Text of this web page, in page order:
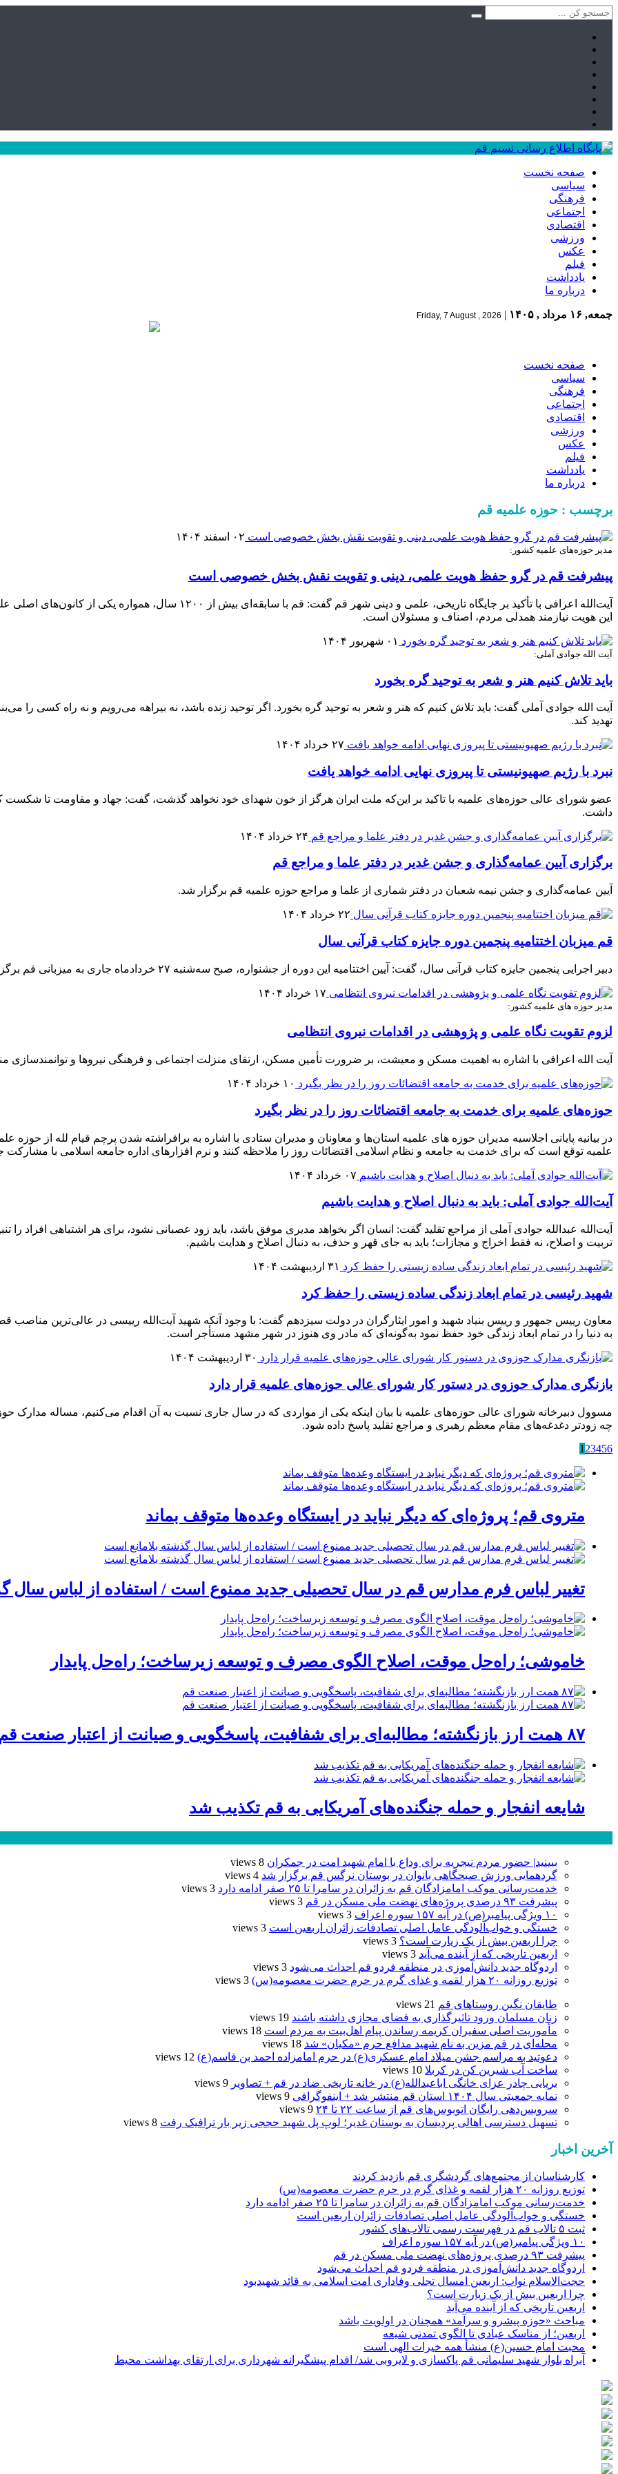
صفحه نخست
سیاسی
فرهنگی
اجتماعی
اقتصادی
ورزشی
عکس
فیلم
یادداشت
درباره ما
جمعه, ۱۶ مرداد , ۱۴۰۵ |
Friday, 7 August , 2026
صفحه نخست
سیاسی
فرهنگی
اجتماعی
اقتصادی
ورزشی
عکس
فیلم
یادداشت
درباره ما
برچسب : حوزه علمیه قم
۰۲ اسفند ۱۴۰۴
مدیر حوزه‌های علمیه کشور:
پیشرفت قم در گرو حفظ هویت علمی، دینی و تقویت نقش بخش خصوصی است
آیت‌الله اعرافی با تأکید بر جایگاه تاریخی، علمی و دینی شهر قم گفت: قم
این هویت نیازمند همدلی مردم، اصناف و مسئولان است.
۰۱ شهریور ۱۴۰۴
آیت الله جوادی آملی:
باید تلاش کنیم هنر و شعر به توحید گره بخورد
آیت الله جوادی آملی گفت: باید تلاش کنیم که هنر و شعر به توحید گره بخورد. اگر توحید زنده باشد، نه بیراهه می‌رویم و نه راه کسی را
تهدید کند.
۲۷ خرداد ۱۴۰۴
نبرد با رژیم صهیونیستی تا پیروزی نهایی ادامه خواهد یافت
عضو شورای عالی حوزه‌های علمیه با تاکید بر این‌که ملت ایران هرگز از خون شهدای خود نخواهد گذشت، گفت: جهاد و مقاومت تا شکست
داشت.
۲۴ خرداد ۱۴۰۴
برگزاری آیین عمامه‌گذاری و جشن غدیر در دفتر علما و مراجع قم
آیین‌ عمامه‌گذاری و جشن نیمه شعبان در دفتر شماری از علما و مراجع حوزه علمیه قم برگزار شد.
۲۲ خرداد ۱۴۰۴
قم میزبان اختتامیه پنجمین دوره جایزه کتاب قرآنی سال
دبیر اجرایی پنجمین جایزه کتاب قرآنی سال، گفت: آیین اختتامیه این دوره از جشنواره، صبح سه‌شنبه ۲۷ خردادماه جاری به میزبانی قم برگزار خواهد شد.
۱۷ خرداد ۱۴۰۴
مدیر حوزه های علمیه کشور:
لزوم تقویت نگاه علمی و پژوهشی در اقدامات نیروی انتظامی
آیت الله اعرافی با اشاره به اهمیت مسکن و معیشت، بر ضرورت تأمین مسکن، ارتقای منزلت اجتماعی و فرهنگی نیروها و توانمندسازی
۱۰ خرداد ۱۴۰۴
حوزه‌های علمیه برای خدمت به جامعه اقتضائات روز را در نظر بگیرد
در بیانیه پایانی اجلاسیه مدیران حوزه های علمیه استان‌ها و معاونان و مدیران ستادی با اشاره به برافراشته شدن پرچم قیام لله از
علمیه توقع است که برای خدمت به جامعه و نظام اسلامی اقتضائات روز را ملاحظه کنند و نرم افزارهای اداره جامعه اسلامی با مشارکت
۰۷ خرداد ۱۴۰۴
آیت‌الله جوادی آملی: باید به دنبال اصلاح و هدایت باشیم
آیت‌الله عبدالله جوادی آملی از مراجع تقلید گفت: انسان اگر بخواهد مدیری موفق باشد، باید زود عصبانی نشود، برای هر اشتباهی افراد را
تربیت و اصلاح، نه فقط اخراج و مجازات؛ باید به جای قهر و حذف، به دنبال اصلاح و هدایت باشیم.
۳۱ اردیبهشت ۱۴۰۴
شهید رئیسی در تمام ابعاد زندگی ساده زیستی را حفظ کرد
معاون رییس جمهور و رییس بنیاد شهید و امور ایثارگران در دولت سیزدهم گفت: با وجود آنکه شهید آیت‌الله رییسی در عالی‌ترین مناصب
به دنیا را در تمام ابعاد زندگی خود حفظ نمود به‌گونه‌ای که مادر وی هنوز در شهر مشهد مستأجر است.
۳۰ اردیبهشت ۱۴۰۴
بازنگری مدارک حوزوی در دستور کار شورای عالی حوزه‌های علمیه قرار دارد
مسوول دبیرخانه شورای عالی حوزه‌های علمیه با بیان اینکه یکی از مواردی که در سال جاری نسبت به آن اقدام می‌کنیم، مساله مدارک
چه زودتر دغدغه‌های مقام معظم رهبری و مراجع تقلید پاسخ داده شود.
1 23456
متروی قم؛ پروژه‌ای که دیگر نباید در ایستگاه وعده‌ها متوقف بماند
تغییر لباس فرم مدارس قم در سال تحصیلی جدید ممنوع است / استفاده از لباس سال
خاموشی؛ راه‌حل موقت، اصلاح الگوی مصرف و توسعه زیرساخت؛ راه‌حل پایدار
۸۷ همت ارز بازنگشته؛ مطالبه‌ای برای شفافیت، پاسخگویی و صیانت از اعتبار صنعت قم
شایعه انفجار و حمله جنگنده‌های آمریکایی به قم تکذیب شد
ببینید| حضور مردم نیجریه برای وداع با امام شهید امت در جمکران 8 views
گردهمایی ورزش صبحگاهی بانوان در بوستان نرگس قم برگزار شد 4 views
خدمت‌رسانی موکب امامزادگان قم به زائران در سامرا تا ۲۵ صفر ادامه دارد
3 views
پیشرفت ۹۳ درصدی پروژه‌های نهضت ملی مسکن در قم
3 views
۱۰ ویژگی پیامبر(ص) در آیه ۱۵۷ سوره اعراف
3 views
خستگی و خواب‌آلودگی عامل اصلی تصادفات زائران اربعین است 3 views
چرا اربعین بیش از یک زیارت است؟ 3 views
اربعین تاریخی که از آینده می‌آید 3 views
اردوگاه جدید دانش‌آموزی در منطقه فردو قم احداث می‌شود 3 views
توزیع روزانه ۲۰ هزار لقمه و غذای گرم در حرم حضرت معصومه(س)
3 views
طایقان نگین روستاهای قم 21 views
زنان مسلمان ورود تاثیرگذاری به فضای مجازی داشته باشند 19 views
مأموریت اصلی سفیران کریمه رساندن پیام اهل‌بیت به مردم است 18 views
محله‌ای در قم مزین به نام شهید مدافع حرم «مکیان» شد 18 views
دعوتید به مراسم جشن میلاد امام عسکری(ع) در حرم امامزاده احمد بن قاسم(ع) 12 views
ساخت آب شیرین کن در کربلا 10 views
برپایی چادر عزای خانگی اباعبدالله(ع) در خانه تاریخی ضاد در قم + تصاویر 9 views
نمایه جمعیتی سال ۱۴۰۴ استان قم منتشر شد + اینفوگرافی
9 views
سرویس‌دهی رایگان اتوبوس‌های قم از ساعت ۲۲ تا ۲۴
9 views
تسهیل دسترسی اهالی پردیسان به بوستان غدیر؛ لوپ پل شهید حججی زیر بار ترافیک رفت 8 views
آخرین اخبار
کارشناسان از مجتمع‌های گردشگری قم بازدید کردند
توزیع روزانه ۲۰ هزار لقمه و غذای گرم در حرم حضرت معصومه(س)
خدمت‌رسانی موکب امامزادگان قم به زائران در سامرا تا ۲۵ صفر ادامه دارد
خستگی و خواب‌آلودگی عامل اصلی تصادفات زائران اربعین است
ثبت ۵ تالاب قم در فهرست رسمی تالاب‌های کشور
۱۰ ویژگی پیامبر(ص) در آیه ۱۵۷ سوره اعراف
پیشرفت ۹۳ درصدی پروژه‌های نهضت ملی مسکن در قم
اردوگاه جدید دانش‌آموزی در منطقه فردو قم احداث می‌شود
حجت‌الاسلام نواب: اربعین امسال تجلی وفاداری امت اسلامی به قائد شهیدبود
چرا اربعین بیش از یک زیارت است؟
اربعین تاریخی که از آینده می‌آید
مباحث «حوزه پیشرو و سرآمد» همچنان در اولویت باشد
اربعین؛ از مناسک عبادی تا الگوی تمدنی شیعه
محبت امام حسین(ع) منشأ همه خیرات الهی است
آبراه بلوار شهید سلیمانی قم پاکسازی و لایروبی شد/ اقدام پیشگیرانه شهرداری برای ارتقای بهداشت محیط